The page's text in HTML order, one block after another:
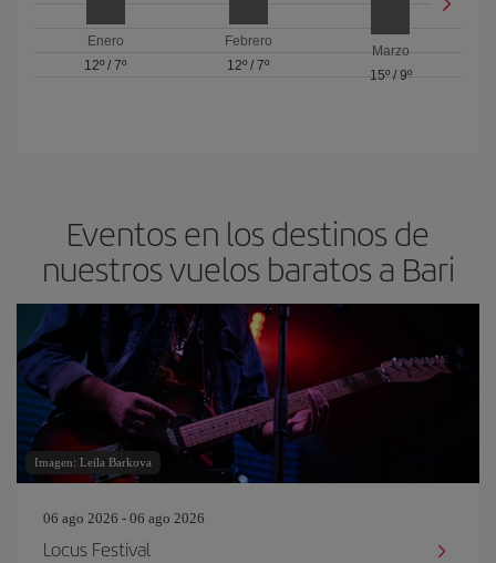
Enero
12º /7º
Febrero
12º / 7º
Marzo
15º/ 9º
Eventos en los destinos de
nuestros vuelos baratos a Bari
Imagen: Leila Barkova
06 ago 2026 - 06 ago 2026
Locus Festival